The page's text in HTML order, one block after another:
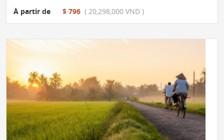
À partir de $ 796 ( 20,298,000 VND )